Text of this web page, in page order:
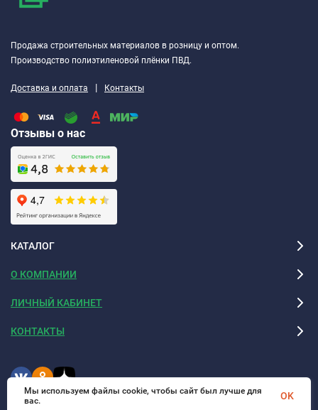
Продажа строительных материалов в розницу и оптом.
Производство полиэтиленовой плёнки ПВД.
Доставка и оплата | Контакты
Отзывы о нас
КАТАЛОГ
О КОМПАНИИ
ЛИЧНЫЙ КАБИНЕТ
КОНТАКТЫ
Мы используем файлы cookie, чтобы сайт был лучше для
вас.
OK